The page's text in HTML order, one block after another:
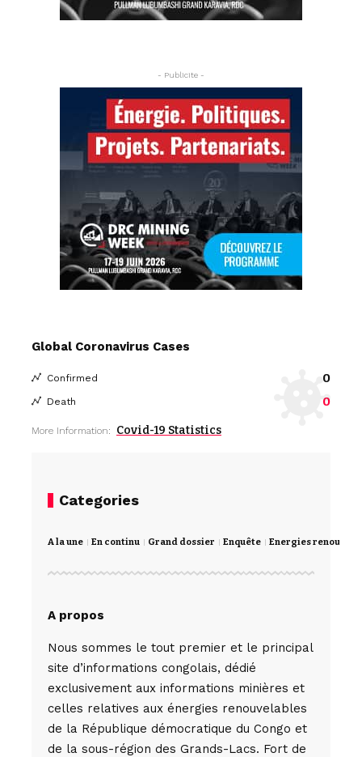
- Publicite -
Global Coronavirus Cases
Confirmed 0
Death 0
More Information: Covid-19 Statistics
Categories
A la une En continu Grand dossier Enquête Energies
A propos
Nous sommes le tout premier et le principal
site d’informations congolais, dédié
exclusivement aux informations minières et
celles relatives aux énergies renouvelables
de la République démocratique du Congo et
de la sous-région des Grands-Lacs. Fort de